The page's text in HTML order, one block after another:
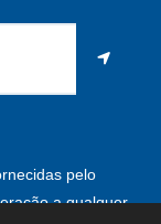
pelo
a qualquer